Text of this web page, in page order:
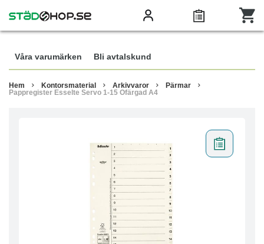
Våra varumärken Bli avtalskund
Hem Kontorsmaterial Arkivvaror
Pärmar
Pappregister Esselte Servo 1-15 Ofärgad A4